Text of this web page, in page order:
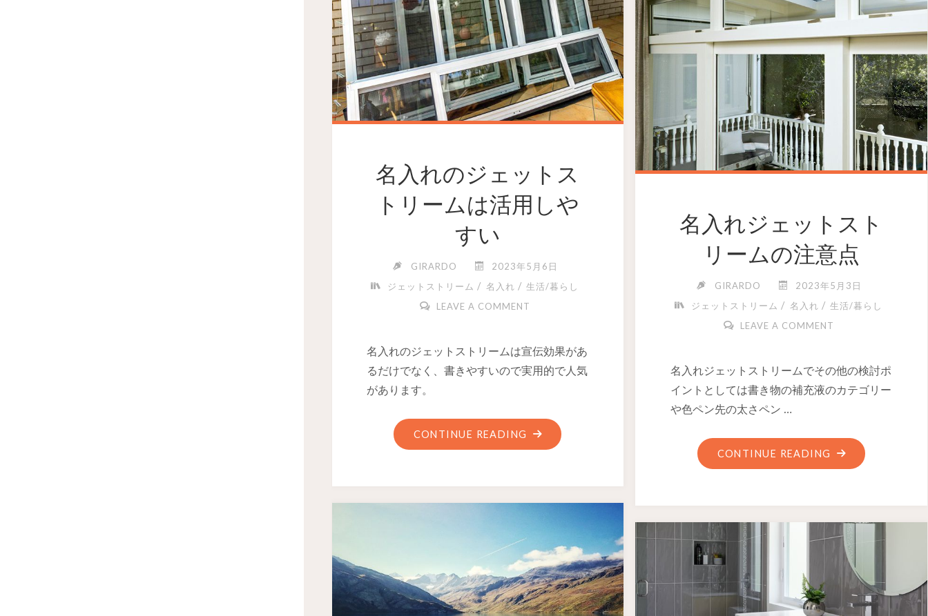
名入れのジェットス
トリームは活用しや
すい
GIRARDO
2023年5月6日
ジェットストリーム / 名入れ / 生活/暮らし
LEAVE A COMMENT
名入れのジェットストリームは宣伝効果があ
るだけでなく、書きやすいので実用的で人気
があります。
CONTINUE READING
名入れジェットスト
リームの注意点
GIRARDO
2023年5月3日
ジェットストリーム / 名入れ / 生活/暮らし
LEAVE A COMMENT
名入れジェットストリームでその他の検討ポ
イントとしては書き物の補充液のカテゴリー
や色ペン先の太さペン …
CONTINUE READING